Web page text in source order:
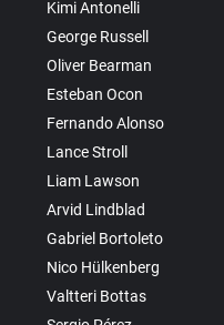
Kimi Antonelli
George Russell
Oliver Bearman
Esteban Ocon
Fernando Alonso
Lance Stroll
Liam Lawson
Arvid Lindblad
Gabriel Bortoleto
Nico Hülkenberg
Valtteri Bottas